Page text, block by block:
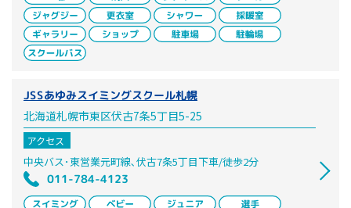
JSSあゆみスイミングスクール札幌
北海道札幌市東区伏古7条5丁目5-25
アクセス
中央バス･東営業元町線､伏古7条5丁目下車/徒歩2分
011-784-4123